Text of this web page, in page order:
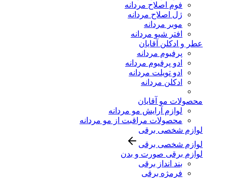
فوم اصلاح مردانه
ژل اصلاح مردانه
موبر مردانه
افتر شیو مردانه
عطر و ادکلن آقایان
پرفیوم مردانه
ادو پرفیوم مردانه
ادو تویلت مردانه
ادکلن مردانه
محصولات مو آقایان
لوازم آرایش مو مردانه
محصولات مراقبت از مو مردانه
لوازم شخصی برقی
لوازم شخصی برقی
لوازم برقی صورت و بدن
بند انداز برقی
فرمژه برقی